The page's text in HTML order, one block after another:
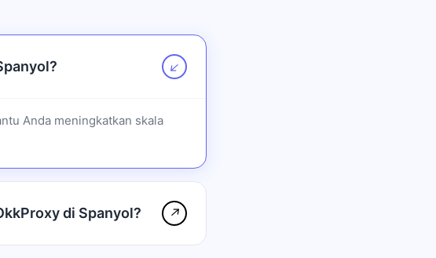
↗
Anda meningkatkan skala
di Spanyol? ↗